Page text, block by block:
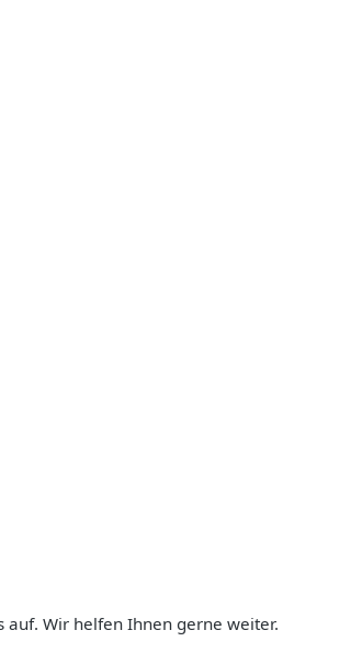
auf. Wir helfen Ihnen gerne weiter.